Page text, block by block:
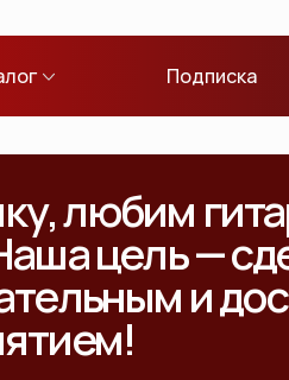
Подписка
любим
цель —
и